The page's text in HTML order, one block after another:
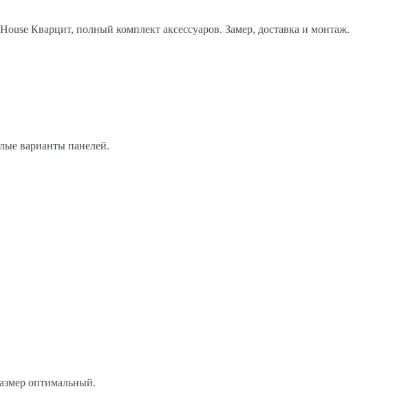
Кварцит, полный комплект аксессуаров. Замер, доставка и монтаж.
варианты панелей.
оптимальный.